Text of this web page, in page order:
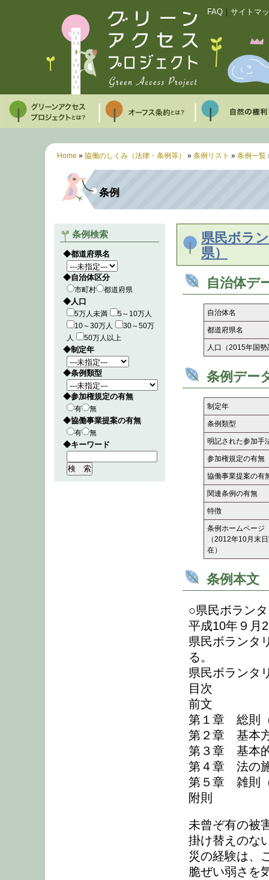
FAQ サイトマ
Home » 協働のしくみ（法律・条例等） » 条例リスト » 条例一覧
条例
条例検索
◆都道府県名
◆自治体区分
市町村 都道府県
◆人口
5万人未満
5～10万人
10～30万人
30～50万
人
50万人以上
◆制定年
◆条例類型
◆参加権規定の有無
有 無
◆協働事業提案の有無
有 無
◆キーワード
県民ボラ
県）
自治体デ
自治体名
都道府県名
人口（2015年国勢
条例デー
制定年
条例類型
明記された参加手
参加権規定の有無
協働事業提案の有
関連条例の有無
特徴
条例ホームページ
（2012年10月末
在）
条例本文
○県民ボラン
平成10年９月
県民ボランタ
る。
県民ボランタ
目次
前文
第１章 総則
第２章 基本
第３章 基本
第４章 法の
第５章 雑則
附則
未曾ぞ有の被
掛け替えのな
災の経験は、
脆ぜい弱さを